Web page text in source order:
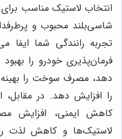
انتخاب لاستیک مناسب
شاسی‌بلند محبوب و
تجربه رانندگی شما
فرمان‌پذیری خودرو را
دهد، مصرف سوخت را
را افزایش دهد. در مقابل،
کاهش ایمنی، افزایش
لاستیک‌ها و کاهش لذت